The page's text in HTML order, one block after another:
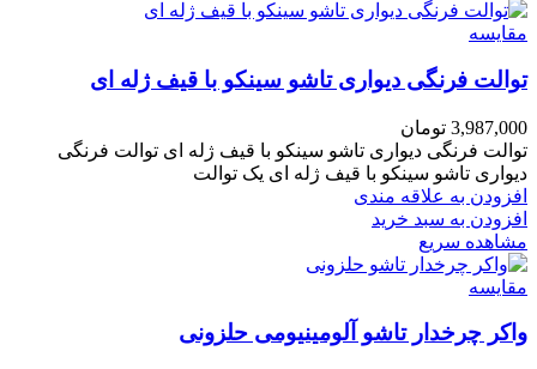
مقایسه
توالت فرنگی دیواری تاشو سینکو با قیف ژله ای
3,987,000 تومان
توالت فرنگی دیواری تاشو سینکو با قیف ژله ای توالت فرنگی
دیواری تاشو سینکو با قیف ژله ای یک توالت
افزودن به علاقه مندی
افزودن به سبد خرید
مشاهده سریع
مقایسه
واکر چرخدار تاشو آلومینیومی حلزونی